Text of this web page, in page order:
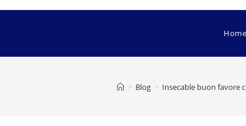
> Blog > Insecable buon favore